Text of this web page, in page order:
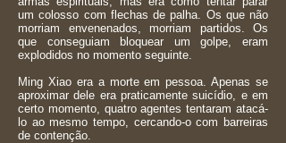
um colosso com flechas de palha. Os que não
morriam envenenados, morriam partidos. Os
que conseguiam bloquear um golpe, eram
explodidos no momento seguinte.
Ming Xiao era a morte em pessoa. Apenas se
aproximar dele era praticamente suicídio, e em
certo momento, quatro agentes tentaram atacá-
lo ao mesmo tempo, cercando-o com barreiras
de contenção.